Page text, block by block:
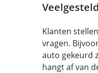
Klanten
vragen.
auto gekeurd
hangt af van